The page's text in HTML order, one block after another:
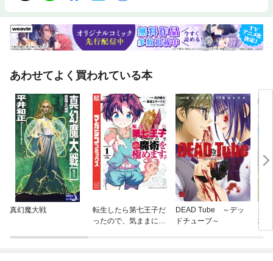
あわせてよく買われている本
真幻魔大戦
転生したら第七王子だ
ったので、気ままに魔
DEAD Tube ～デッ
ドチューブ～
地